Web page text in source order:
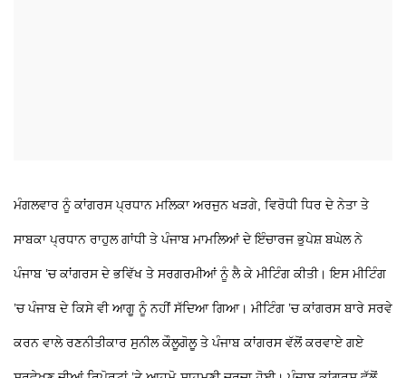
ਮੰਗਲਵਾਰ ਨੂੰ ਕਾਂਗਰਸ ਪ੍ਰਧਾਨ ਮਲਿਕਾ ਅਰਜੁਨ ਖੜਗੇ, ਵਿਰੋਧੀ ਧਿਰ ਦੇ ਨੇਤਾ ਤੇ
ਸਾਬਕਾ ਪ੍ਰਧਾਨ ਰਾਹੁਲ ਗਾਂਧੀ ਤੇ ਪੰਜਾਬ ਮਾਮਲਿਆਂ ਦੇ ਇੰਚਾਰਜ ਭੁਪੇਸ਼ ਬਘੇਲ ਨੇ
ਪੰਜਾਬ ’ਚ ਕਾਂਗਰਸ ਦੇ ਭਵਿੱਖ ਤੇ ਸਰਗਰਮੀਆਂ ਨੂੰ ਲੈ ਕੇ ਮੀਟਿੰਗ ਕੀਤੀ। ਇਸ ਮੀਟਿੰਗ
’ਚ ਪੰਜਾਬ ਦੇ ਕਿਸੇ ਵੀ ਆਗੂ ਨੂੰ ਨਹੀਂ ਸੱਦਿਆ ਗਿਆ। ਮੀਟਿੰਗ ’ਚ ਕਾਂਗਰਸ ਬਾਰੇ ਸਰਵੇ
ਕਰਨ ਵਾਲੇ ਰਣਨੀਤੀਕਾਰ ਸੁਨੀਲ ਕੌਲੂਗੋਲੂ ਤੇ ਪੰਜਾਬ ਕਾਂਗਰਸ ਵੱਲੋਂ ਕਰਵਾਏ ਗਏ